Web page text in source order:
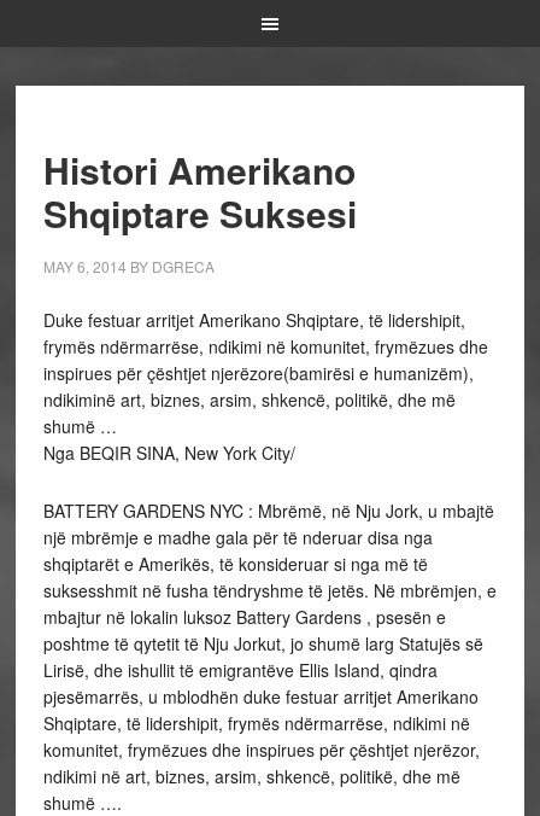
Histori Amerikano
Shqiptare Suksesi
MAY 6, 2014 BY DGRECA
Duke festuar arritjet Amerikano Shqiptare, të lidershipit,
frymës ndërmarrëse, ndikimi në komunitet, frymëzues dhe
inspirues për çështjet njerëzore(bamirësi e humanizëm),
ndikiminë art, biznes, arsim, shkencë, politikë, dhe më
shumë …
Nga BEQIR SINA, New York City/
BATTERY GARDENS NYC : Mbrëmë, në Nju Jork, u mbajtë
një mbrëmje e madhe gala për të nderuar disa nga
shqiptarët e Amerikës, të konsideruar si nga më të
suksesshmit në fusha tëndryshme të jetës. Në mbrëmjen, e
mbajtur në lokalin luksoz Battery Gardens , psesën e
poshtme të qytetit të Nju Jorkut, jo shumë larg Statujës së
Lirisë, dhe ishullit të emigrantëve Ellis Island, qindra
pjesëmarrës, u mblodhën duke festuar arritjet Amerikano
Shqiptare, të lidershipit, frymës ndërmarrëse, ndikimi në
komunitet, frymëzues dhe inspirues për çështjet njerëzor,
ndikimi në art, biznes, arsim, shkencë, politikë, dhe më
shumë ….